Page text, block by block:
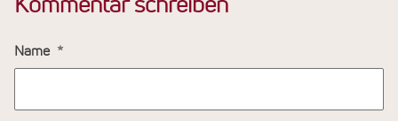
Kommentar schreiben
Name